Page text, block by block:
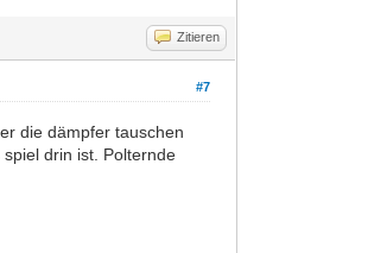
Zitieren
#7
die dämpfer tauschen
drin ist. Polternde